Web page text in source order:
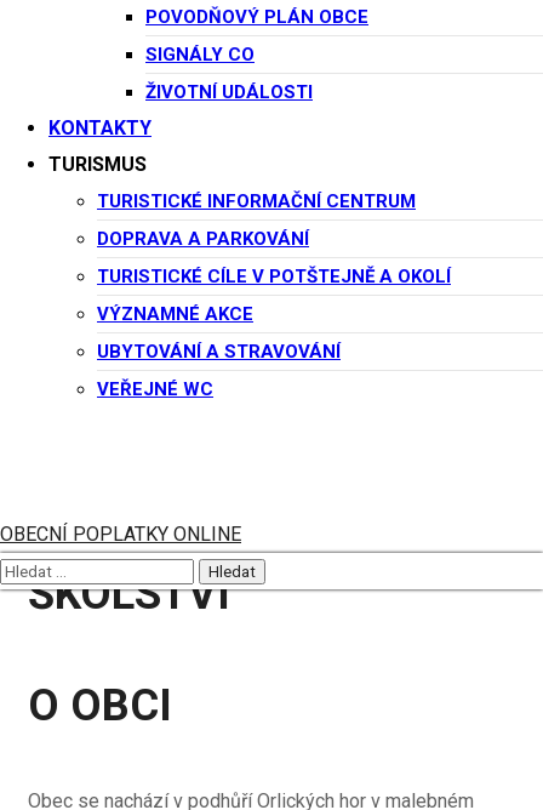
POVODŇOVÝ PLÁN OBCE
SIGNÁLY CO
ŽIVOTNÍ UDÁLOSTI
KONTAKTY
TURISMUS
TURISTICKÉ INFORMAČNÍ CENTRUM
DOPRAVA A PARKOVÁNÍ
TURISTICKÉ CÍLE V POTŠTEJNĚ A OKOLÍ
VÝZNAMNÉ AKCE
UBYTOVÁNÍ A STRAVOVÁNÍ
VEŘEJNÉ WC
OBECNÍ POPLATKY ONLINE
úřední deska
GEOPORTÁL OBCE
Aktuality
Památky
ŠKOLSTVÍ
O OBCI
Obec se nachází v podhůří Orlických hor v malebném